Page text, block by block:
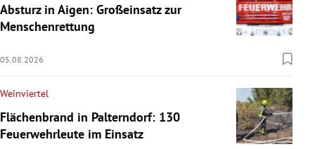
Absturz in Aigen: Großeinsatz zur
Menschenrettung
05.08.2026
Weinviertel
Flächenbrand in Palterndorf: 130
Feuerwehrleute im Einsatz